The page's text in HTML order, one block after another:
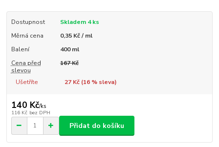
Dostupnost
Skladem 4 ks
Měrná cena
0,35 Kč / ml
Balení
400 ml
Cena před
slevou
167 Kč
Ušetříte 27 Kč (16% sleva)
140 Kč/ks
116 Kč bez DPH
Přidat do košíku